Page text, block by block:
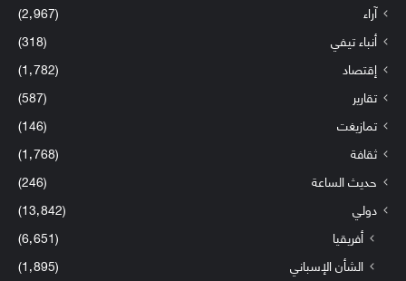
آراء
(2٬967)
أنباء تيفي
(318)
إقتصاد
(1٬782)
تقارير
(587)
تمازيغت
(146)
ثقافة
(1٬768)
حديث الساعة
(246)
دولي
(13٬842)
أفريقيا
(6٬651)
الشأن الإسباني
(1٬895)